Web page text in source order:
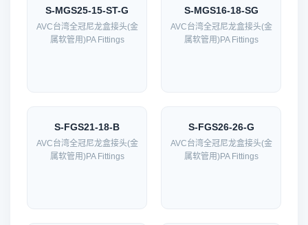
S-MGS25-15-ST-G
AVC台湾全冠尼龙盒接头(金
属软管用)PA Fittings
S-MGS16-18-SG
AVC台湾全冠尼龙盒接头(金
属软管用)PA Fittings
S-FGS21-18-B
AVC台湾全冠尼龙盒接头(金
属软管用)PA Fittings
S-FGS26-26-G
AVC台湾全冠尼龙盒接头(金
属软管用)PA Fittings